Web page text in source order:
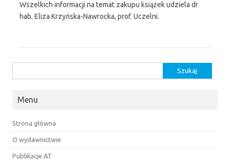
Wszelkich informacji na temat zakupu książek udziela dr
hab. Eliza Krzyńska-Nawrocka, prof. Uczelni.
Menu
Strona główna
O wydawnictwie
Publikacje AT